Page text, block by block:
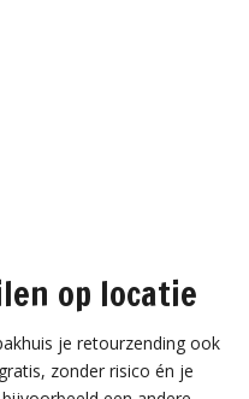
op locatie
je retourzending ook
zonder risico én je